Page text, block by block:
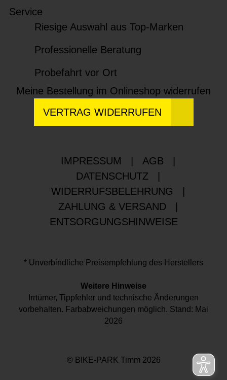
Service
Riesige Auswahl aus Top-Marken
Professionelle Beratung
Probefahrt vor Ort
Meine Bestellung im Onlineshop widerrufen
VERTRAG WIDERRUFEN
IMPRESSUM AGB
DATENSCHUTZ
WIDERRUFSBELEHRUNG
ZAHLUNG & VERSAND
ENTSORGUNGSHINWEISE
* Unverbindliche Preisempfehlung des Herstellers
Weitere Hinweise
Irrtümer, Tippfehler und technische Änderungen
vorbehalten. Farbabweichungen möglich. Stand: Mai
2026
© BIKE-PARK Timm 2026